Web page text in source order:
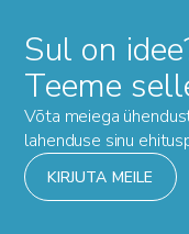
Sul on
Teeme
Võta meiega
lahenduse sinu
KIRJUTA MEILE